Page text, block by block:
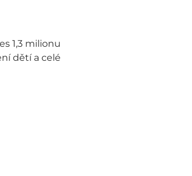
1,3 milionu
dětí a celé